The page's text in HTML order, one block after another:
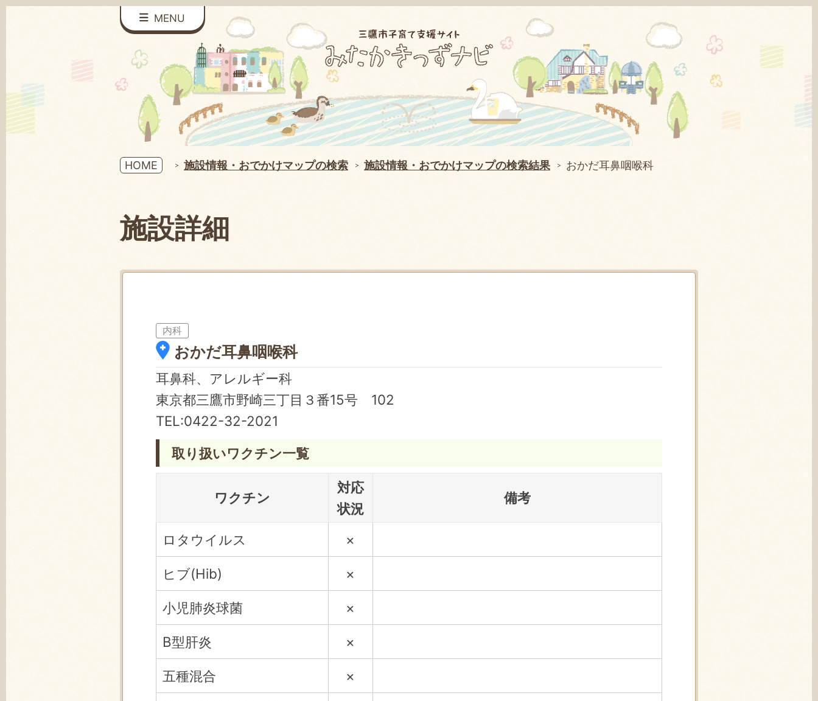
MENU
HOME 施設情報・おでかけマップの検索 施設情報・おでかけマップの検索結果 おかだ耳鼻咽喉科
施設詳細
内科
おかだ耳鼻咽喉科
耳鼻科、アレルギー科
東京都三鷹市野崎三丁目３番15号 102
TEL:0422-32-2021
取り扱いワクチン一覧
ワクチン
対応
状況
備考
ロタウイルス ×
ヒブ(Hib) ×
小児肺炎球菌 ×
B型肝炎 ×
五種混合 ×